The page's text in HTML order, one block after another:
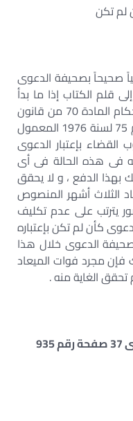
لم تكن
صحيحاً بصحيفة الدعوى
قلم الكتاب إذا ما بدأ
الميعاد و إنقضى فى ظل العمل بأحكام المادة 70 من قانون
المرافعات قبل تعديلها بالقانون رقم 75 لسنة 1976 المعمول
وجوب القضاء بإعتبار الدعوى
فى هذه الحالة فى أى
بهذا الدفع ، و لا يحقق
الثلاث أشهر المنصوص
يترتب على عدم تكليف
كأن لم تكن بإعتباره
الدعوى خلال هذا
فإن مجرد فوات الميعاد
الغاية منه .